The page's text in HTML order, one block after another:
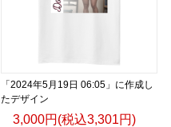
「2024年5月19日 06:05」に作成し
たデザイン
3,000円(税込3,301円)